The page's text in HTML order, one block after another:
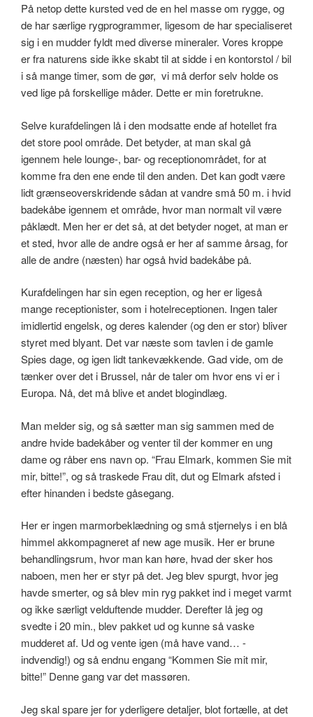
På netop dette kursted ved de en hel masse om rygge, og
de har særlige rygprogrammer, ligesom de har specialiseret
sig i en mudder fyldt med diverse mineraler. Vores kroppe
er fra naturens side ikke skabt til at sidde i en kontorstol / bil
i så mange timer, som de gør, vi må derfor selv holde os
ved lige på forskellige måder. Dette er min foretrukne.
Selve kurafdelingen lå i den modsatte ende af hotellet fra
det store pool område. Det betyder, at man skal gå
igennem hele lounge-, bar- og receptionområdet, for at
komme fra den ene ende til den anden. Det kan godt være
lidt grænseoverskridende sådan at vandre små 50 m. i hvid
badekåbe igennem et område, hvor man normalt vil være
påklædt. Men her er det så, at det betyder noget, at man er
et sted, hvor alle de andre også er her af samme årsag, for
alle de andre (næsten) har også hvid badekåbe på.
Kurafdelingen har sin egen reception, og her er ligeså
mange receptionister, som i hotelreceptionen. Ingen taler
imidlertid engelsk, og deres kalender (og den er stor) bliver
styret med blyant. Det var næste som tavlen i de gamle
Spies dage, og igen lidt tankevækkende. Gad vide, om de
tænker over det i Brussel, når de taler om hvor ens vi er i
Europa. Nå, det må blive et andet blogindlæg.
Man melder sig, og så sætter man sig sammen med de
andre hvide badekåber og venter til der kommer en ung
dame og råber ens navn op. “Frau Elmark, kommen Sie mit
mir, bitte!”, og så traskede Frau dit, dut og Elmark afsted i
efter hinanden i bedste gåsegang.
Her er ingen marmorbeklædning og små stjernelys i en blå
himmel akkompagneret af new age musik. Her er brune
behandlingsrum, hvor man kan høre, hvad der sker hos
naboen, men her er styr på det. Jeg blev spurgt, hvor jeg
havde smerter, og så blev min ryg pakket ind i meget varmt
og ikke særligt velduftende mudder. Derefter lå jeg og
svedte i 20 min., blev pakket ud og kunne så vaske
mudderet af. Ud og vente igen (må have vand… -
indvendig!) og så endnu engang “Kommen Sie mit mir,
bitte!” Denne gang var det massøren.
Jeg skal spare jer for yderligere detaljer, blot fortælle, at det